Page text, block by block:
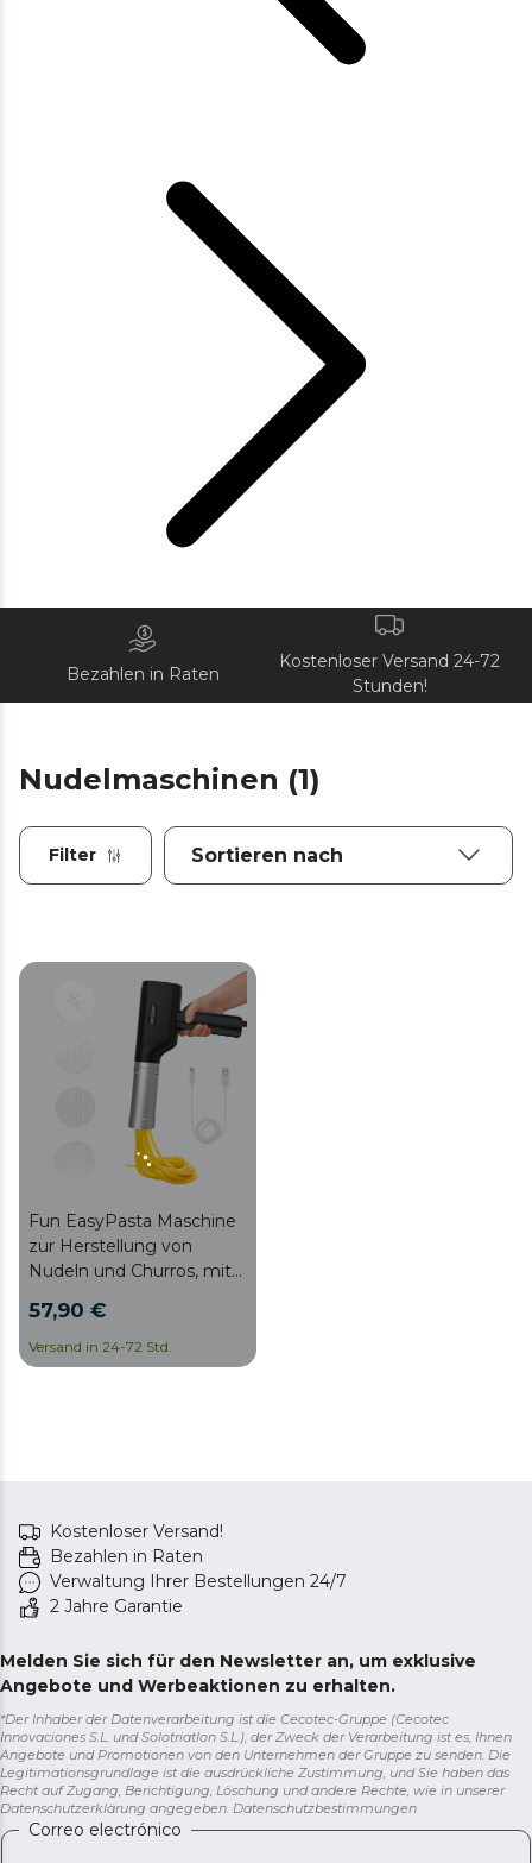
Bezahlen in Raten
Kostenloser Versand 24-72
Stunden!
Nudelmaschinen (1)
Filter
Fun EasyPasta Maschine
zur Herstellung von
Nudeln und Churros, mit
Gramm
Fassungsvermögen.
57,90 €
Versand in 24-72 Std.
Kostenloser Versand!
Bezahlen in Raten
Verwaltung Ihrer Bestellungen 24/7
2 Jahre Garantie
Melden Sie sich für den Newsletter an, um exklusive
Angebote und Werbeaktionen zu erhalten.
*Der Inhaber der Datenverarbeitung ist die Cecotec-Gruppe (Cecotec
Innovaciones S.L. und Solotriatlon S.L.), der Zweck der Verarbeitung ist es, Ihnen
Angebote und Promotionen von den Unternehmen der Gruppe zu senden. Die
Legitimationsgrundlage ist die ausdrückliche Zustimmung, und Sie haben das
Recht auf Zugang, Berichtigung, Löschung und andere Rechte, wie in unserer
Datenschutzerklärung angegeben. Datenschutzbestimmungen
Correo electrónico